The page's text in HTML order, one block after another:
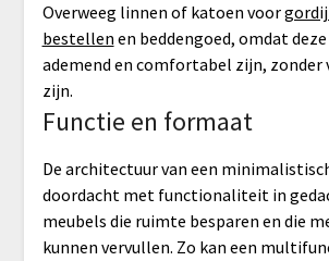
Overweeg linnen of katoen voor
bestellen en beddengoed, omdat
ademend en comfortabel zijn, zonder
zijn.
Functie en formaat
De architectuur van een
doordacht met functionaliteit in
meubels die ruimte besparen en die
kunnen vervullen. Zo kan een